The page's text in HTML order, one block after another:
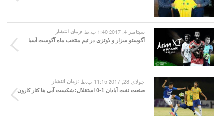
زمان انتشار: سپتامبر 4, 2017 1:40 ب.ظ
آگوستو سزار و لاوتزی در تیم منتخب ماه آگوست آسیا
زمان انتشار: جولای 28, 2017 11:15 ب.ظ
صنعت نفت آبادان 1-0 استقلال: شکست آبی ها کنار کارون